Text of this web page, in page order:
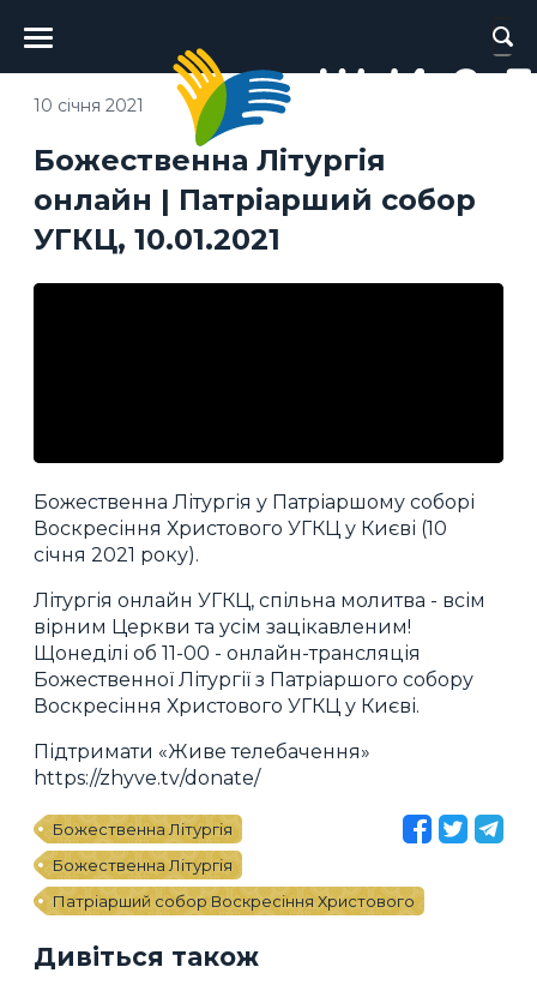
Головне
меню
Божественна Літургія
онлайн | Патріарший собор
УГКЦ, 10.01.2021
10 січня 2021
Божественна Літургія у Патріаршому соборі
Воскресіння Христового УГКЦ у Києві (10
січня 2021 року).
Літургія онлайн УГКЦ, спільна молитва - всім
вірним Церкви та усім зацікавленим!
Щонеділі об 11-00 - онлайн-трансляція
Божественної Літургії з Патріаршого собору
Воскресіння Христового УГКЦ у Києві.
Підтримати «Живе телебачення»
https://zhyve.tv/donate/
Божественна Літургія
Божественна Літургія
Патріарший собор Воскресіння Христового
Дивіться також